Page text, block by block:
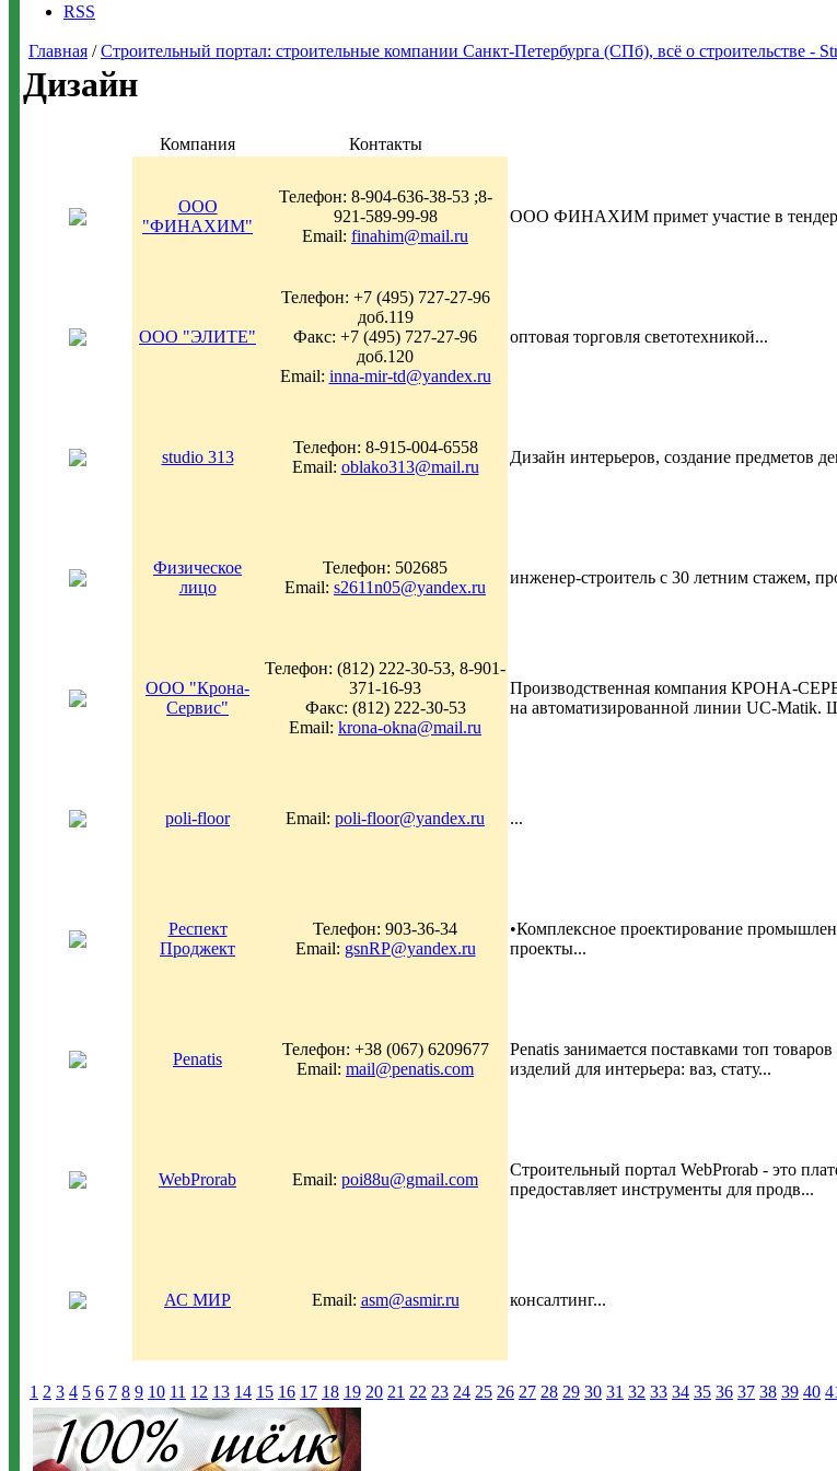
RSS
Главная /Строительный портал: строительные компании Санкт-Петербурга (СПб), всё о строительстве -
Дизайн
Компания Контакты
ООО
"ФИНАХИМ"
Телефон: 8-904-636-38-53 ;8-
921-589-99-98
Email: finahim@mail.ru
ООО ФИНАХИМ примет участие в тендере
ООО "ЭЛИТЕ"
Телефон: +7 (495) 727-27-96
доб.119
Факс: +7 (495) 727-27-96
доб.120
Email: inna-mir-td@yandex.ru
оптовая торговля светотехникой...
studio 313
Телефон: 8-915-004-6558
Email: oblako313@mail.ru
Дизайн интерьеров, создание предметов
Физическое
лицо
Телефон: 502685
Email: s2611n05@yandex.ru
инженер-строитель с 30 летним стажем,
ООО "Крона-
Сервис"
Телефон: (812) 222-30-53, 8-901-
371-16-93
Факс: (812) 222-30-53
Email: krona-okna@mail.ru
Производственная компания КРОНА-
на автоматизированной линии UC-Matik.
poli-floor Email: poli-floor@yandex.ru ...
Респект
Проджект
Телефон: 903-36-34
Email: gsnRP@yandex.ru
•Комплексное проектирование
проекты...
Penatis
Телефон: +38 (067) 6209677
Email: mail@penatis.com
Penatis занимается поставками топ
изделий для интерьера: ваз, стату...
WebProrab Email: poi88u@gmail.com
Строительный портал WebProrab - это
предоставляет инструменты для продв...
АС МИР Email: asm@asmir.ru консалтинг...
1 2 3 4 5 6 7 8 9 10 11 12 13 14 15 16 17 18 19 20 21 22 23 24 25 26 27 28 29 30 31 32 33 34 35 36 37 38 39 40